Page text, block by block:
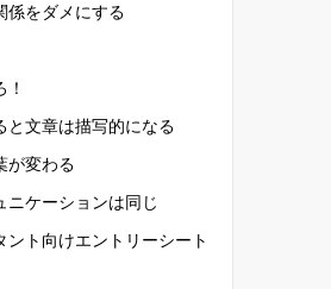
係をダメにする
と文章は描写的になる
が変わる
ニケーションは同じ
ント向けエントリーシート